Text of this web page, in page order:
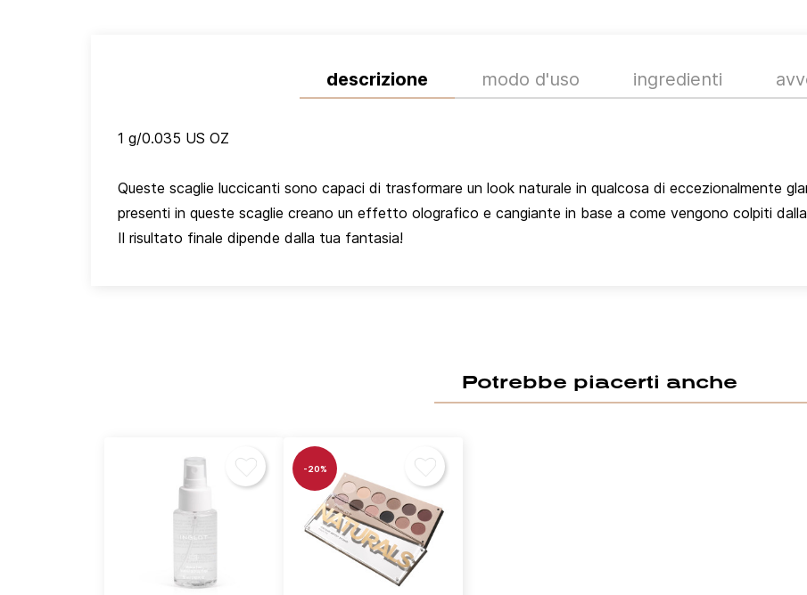
descrizione modo d'uso ingredienti
1 g/0.035 US OZ
Queste scaglie luccicanti sono capaci di trasformare un look naturale in qualcosa di eccezionalmente
presenti in queste scaglie creano un effetto olografico e cangiante in base a come vengono colpiti
Il risultato finale dipende dalla tua fantasia!
Potrebbe piacerti anche
-20%